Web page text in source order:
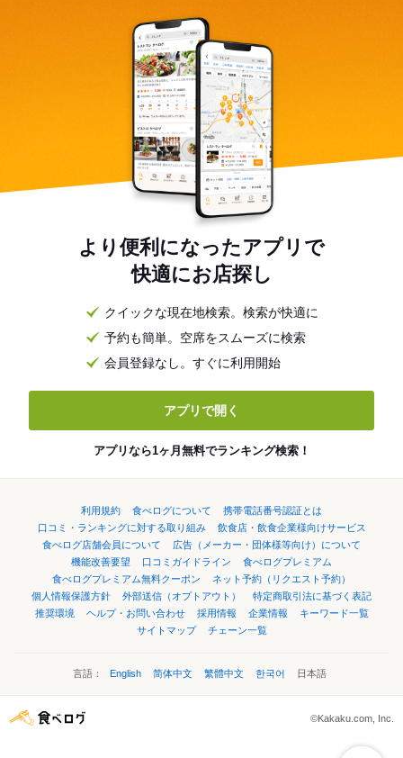
より便利になったアプリで
快適にお店探し
クイックな現在地検索。検索が快適に
予約も簡単。空席をスムーズに検索
会員登録なし。すぐに利用開始
アプリで開く
アプリなら1ヶ月無料でランキング検索！
利用規約 食べログについて
携帯電話番号認証とは
口コミ・ランキングに対する取り組み
飲食店・飲食企業様向けサービス
食べログ店舗会員について
広告（メーカー・団体様等向け）について
機能改善要望
口コミガイドライン
食べログプレミアム
食べログプレミアム無料クーポン
ネット予約（リクエスト予約）
個人情報保護方針
外部送信（オプトアウト）
特定商取引法に基づく表記
推奨環境
ヘルプ・お問い合わせ 採用情報 企業情報
キーワード一覧
サイトマップ
チェーン一覧
言語： English 简体中文 繁體中文 한국어 日本語
©Kakaku.com, Inc.